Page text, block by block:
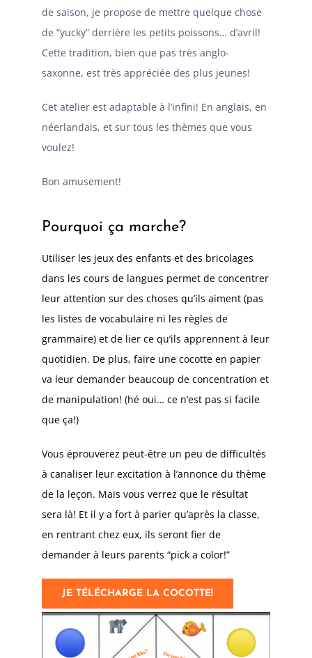
de saison, je propose de mettre quelque chose
de “yucky” derrière les petits poissons… d’avril!
Cette tradition, bien que pas très anglo-
saxonne, est très appréciée des plus jeunes!
Cet atelier est adaptable à l’infini! En anglais, en
néerlandais, et sur tous les thèmes que vous
voulez!
Bon amusement!
Pourquoi ça marche?
Utiliser les jeux des enfants et des bricolages
dans les cours de langues permet de concentrer
leur attention sur des choses qu’ils aiment(pas
les listes de vocabulaire ni les règles de
grammaire) et de lier ce qu’ils apprennent à leur
quotidien. De plus, faire une cocotte en papier
va leur demander beaucoup de concentration et
de manipulation! (hé oui… ce n’est pas si facile
que ça!)
Vous éprouverez peut-être un peu de difficultés
à canaliser leur excitation à l’annonce du thème
de la leçon. Mais vous verrez que le résultat
sera là! Et il y a fort à parier qu’après la classe,
en rentrant chez eux, ils seront fier de
demander à leurs parents “pick a color!”
JE TÉLÉCHARGE LA COCOTTE!